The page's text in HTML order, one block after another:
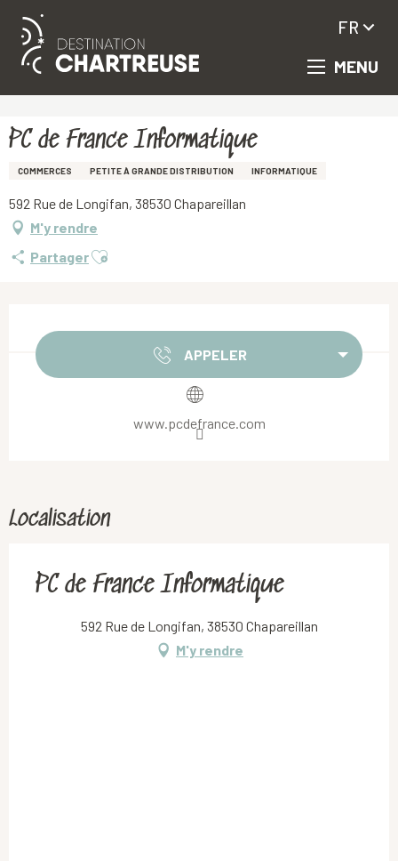
Aller
principal
MENU
FR
PC de France Informatique
COMMERCES PETITE À GRANDE DISTRIBUTION INFORMATIQUE
592 Rue de Longifan, 38530 Chapareillan
M'y rendre
PartagerAjouter aux favoris
APPELER
www.pcdefrance.com
Localisation
PC de France Informatique
592 Rue de Longifan, 38530 Chapareillan
M'y rendre